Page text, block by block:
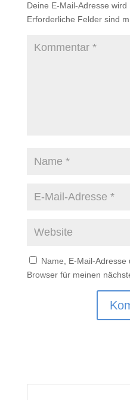
Deine E-Mail-Adresse
Erforderliche Felder sind
Name, E-Mail-Adresse
Browser für meinen